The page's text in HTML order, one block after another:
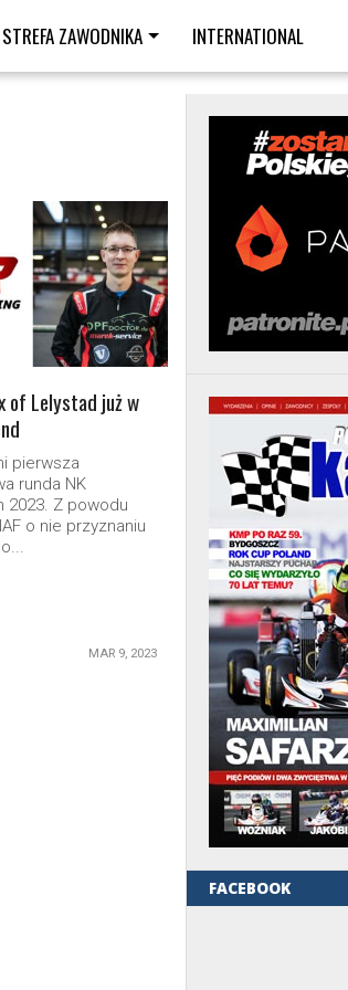
STREFA ZAWODNIKA INTERNATIONAL
READ MORE
of Lelystad już w
pierwsza
runda NK
2023. Z powodu
o nie przyznaniu
MAR 9, 2023
FACEBOOK